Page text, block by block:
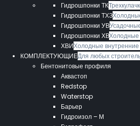
Гидрошпонки ТК
Гидрошпонки ТХЗ
Гидрошпонки УВ
Гидрошпонки ХВХолодные
ХВИХолодные
КОМПЛЕКТУЮЩИЕДля любых
Бентонитовые профиля
Аквастоп
Redstop
Waterstop
Барьер
Гидроизол – М